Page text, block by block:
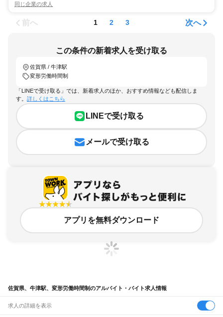
同じ企業の求人
前へ 1 2 3 次へ
この条件の新着求人を受け取る
佐賀県 / 牛津駅
変形労働時間制
「LINEで受け取る」では、新着求人のほか、おすすめ情報なども配信しま
す。 詳しくはこちら
LINEで受け取る
メールで受け取る
アプリを無料ダウンロード
佐賀県、牛津駅、変形労働時間制のアルバイト・バイト求人情報
求人の詳細を表示